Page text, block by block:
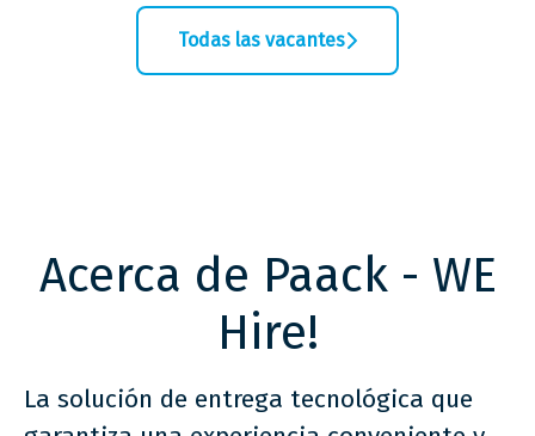
Todas las vacantes
Acerca de Paack - WE
Hire!
La solución de entrega tecnológica que